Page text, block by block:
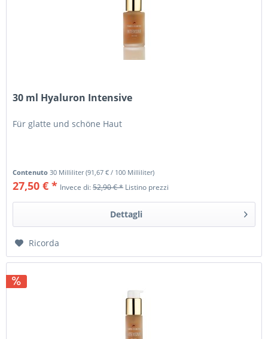
30 ml Hyaluron Intensive
Für glatte und schöne Haut
Contenuto30 Milliliter(91,67 € / 100 Milliliter)
27,50 € * Invece di:52,90 € *Listino prezzi
Dettagli
Ricorda